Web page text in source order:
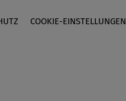
COOKIE-EINSTELLUNGEN